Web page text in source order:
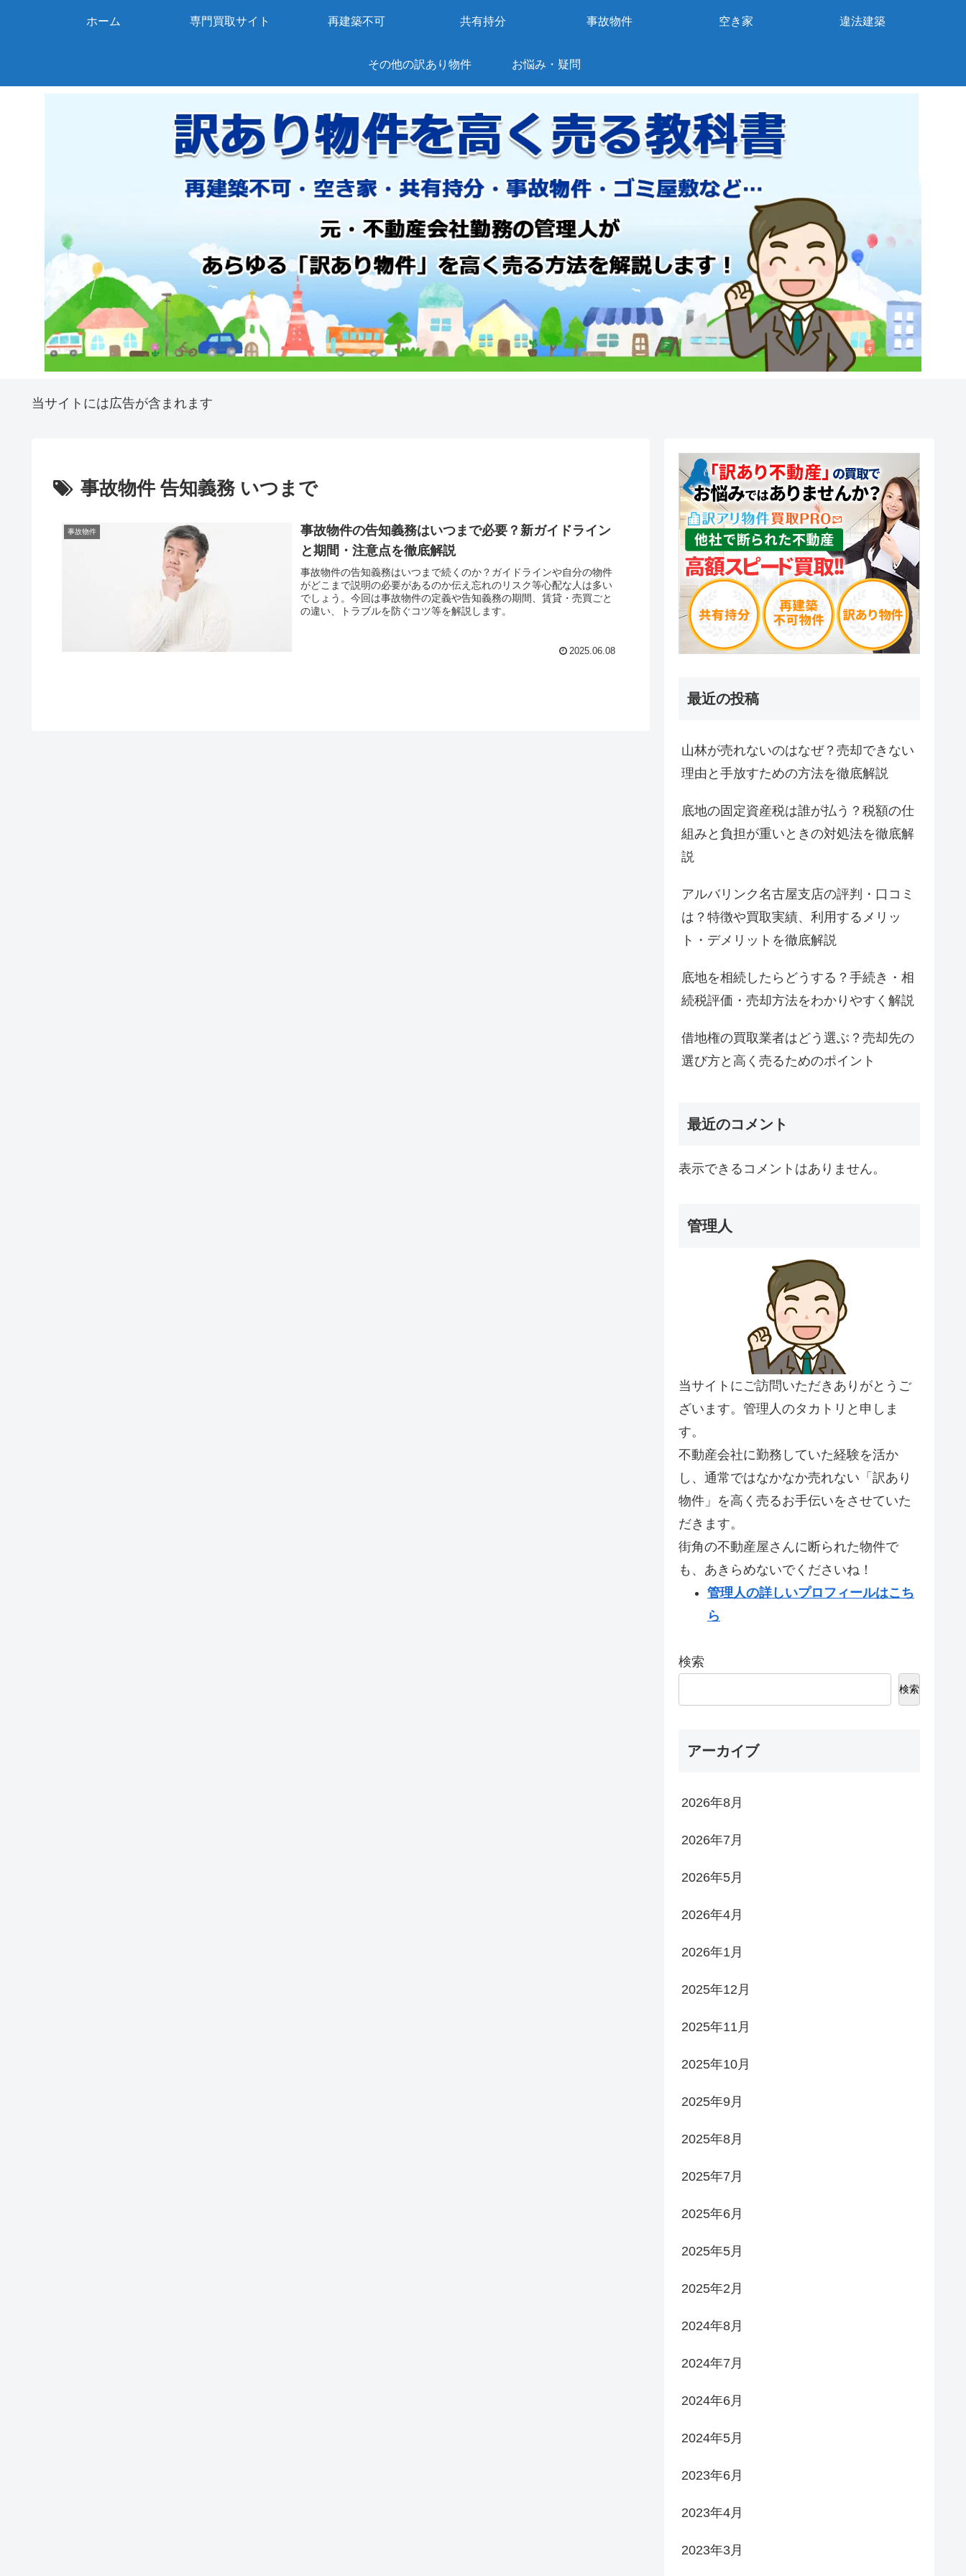
ホーム 専門買取サイト 再建築不可 共有持分 事故物件 空き家 違法建築
その他の訳あり物件 お悩み・疑問
当サイトには広告が含まれます
事故物件 告知義務 いつまで
事故物件
事故物件の告知義務はいつまで必要？新ガイドライン
と期間・注意点を徹底解説
事故物件の告知義務はいつまで続くのか？ガイドラインや自分の物件
がどこまで説明の必要があるのか伝え忘れのリスク等心配な人は多い
でしょう。今回は事故物件の定義や告知義務の期間、賃貸・売買ごと
の違い、トラブルを防ぐコツ等を解説します。
2025.06.08
最近の投稿
山林が売れないのはなぜ？売却できない
理由と手放すための方法を徹底解説
底地の固定資産税は誰が払う？税額の仕
組みと負担が重いときの対処法を徹底解
説
アルバリンク名古屋支店の評判・口コミ
は？特徴や買取実績、利用するメリッ
ト・デメリットを徹底解説
底地を相続したらどうする？手続き・相
続税評価・売却方法をわかりやすく解説
借地権の買取業者はどう選ぶ？売却先の
選び方と高く売るためのポイント
最近のコメント
表示できるコメントはありません。
管理人
当サイトにご訪問いただきありがとうご
ざいます。管理人のタカトリと申しま
す。
不動産会社に勤務していた経験を活か
し、通常ではなかなか売れない「訳あり
物件」を高く売るお手伝いをさせていた
だきます。
街角の不動産屋さんに断られた物件で
も、あきらめないでくださいね！
管理人の詳しいプロフィールはこち
ら
検索
検索
アーカイブ
2026年8月
2026年7月
2026年5月
2026年4月
2026年1月
2025年12月
2025年11月
2025年10月
2025年9月
2025年8月
2025年7月
2025年6月
2025年5月
2025年2月
2024年8月
2024年7月
2024年6月
2024年5月
2023年6月
2023年4月
2023年3月